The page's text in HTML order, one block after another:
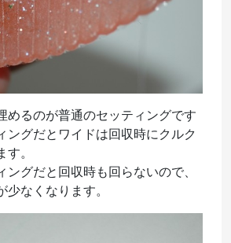
めるのが普通のセッティングです
ングだとワイドは回収時にクルク
す。
ングだと回収時も回らないので、
少なくなります。